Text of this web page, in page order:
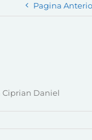
Pagina
Daniel